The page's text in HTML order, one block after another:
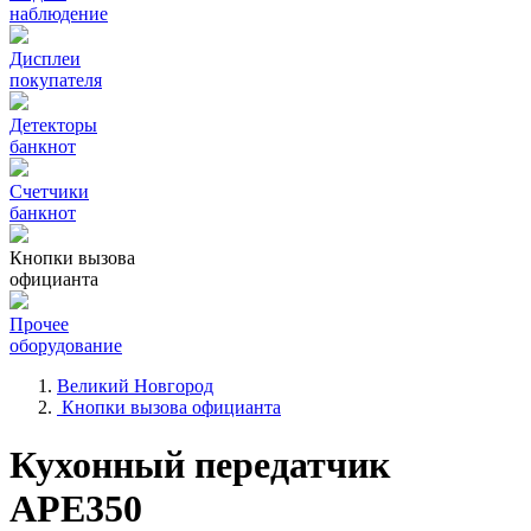
наблюдение
Дисплеи
покупателя
Детекторы
банкнот
Счетчики
банкнот
Кнопки вызова
официанта
Прочее
оборудование
Великий Новгород
Кнопки вызова официанта
Кухонный передатчик
APE350